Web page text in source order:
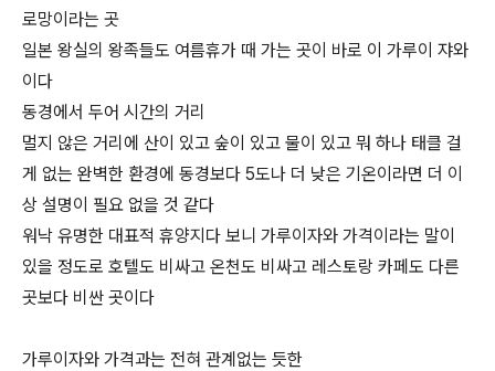
로망이라는 곳
일본 왕실의 왕족들도 여름휴가 때 가는 곳이 바로 이 가루이 쟈와
이다
동경에서 두어 시간의 거리
멀지 않은 거리에 산이 있고 숲이 있고 물이 있고 뭐 하나 태클 걸
게 없는 완벽한 환경에 동경보다 5도나 더 낮은 기온이라면 더 이
상 설명이 필요 없을 것 같다
워낙 유명한 대표적 휴양지다 보니 가루이자와 가격이라는 말이
있을 정도로 호텔도 비싸고 온천도 비싸고 레스토랑 카페도 다른
곳보다 비싼 곳이다
가루이자와 가격과는 전혀 관계없는 듯한